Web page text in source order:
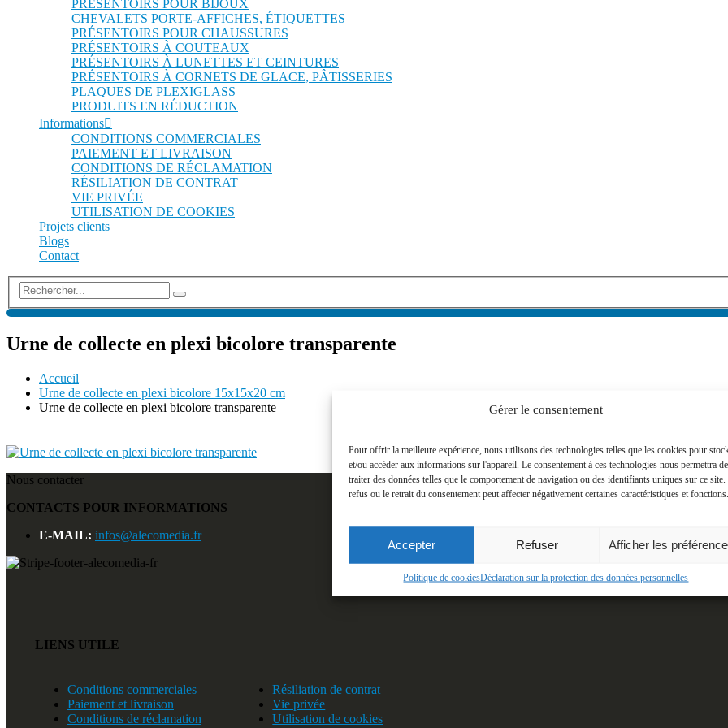
Gérer le consentement
Pour offrir la meilleure expérience, nous utilisons des technologies telles que les cookies pour
et/ou accéder aux informations sur l'appareil. Le consentement à ces technologies nous permettra de
traiter des données telles que le comportement de navigation ou des identifiants uniques sur ce site.
refus ou le retrait du consentement peut affecter négativement certaines caractéristiques et fonctions.
Accepter Refuser Afficher les
Politique de cookiesDéclaration sur la protection des données personnelles
PRÉSENTOIRS POUR BIJOUX
CHEVALETS PORTE-AFFICHES, ÉTIQUETTES
PRÉSENTOIRS POUR CHAUSSURES
PRÉSENTOIRS À COUTEAUX
PRÉSENTOIRS À LUNETTES ET CEINTURES
PRÉSENTOIRS À CORNETS DE GLACE, PÂTISSERIES
PLAQUES DE PLEXIGLASS
PRODUITS EN RÉDUCTION
Informations
CONDITIONS COMMERCIALES
PAIEMENT ET LIVRAISON
CONDITIONS DE RÉCLAMATION
RÉSILIATION DE CONTRAT
VIE PRIVÉE
UTILISATION DE COOKIES
Projets clients
Blogs
Contact
Urne de collecte en plexi bicolore transparente
Accueil
Urne de collecte en plexi bicolore 15x15x20 cm
Urne de collecte en plexi bicolore transparente
Nous contacter
CONTACTS POUR INFORMATIONS
E-MAIL: infos@alecomedia.fr
LIENS UTILE
Conditions commerciales
Paiement et livraison
Conditions de réclamation
Résiliation de contrat
Vie privée
Utilisation de cookies